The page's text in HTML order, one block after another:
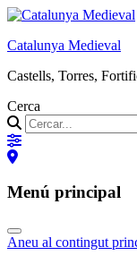
Catalunya Medieval
Castells, Torres,
Cerca
Menú principal
Aneu al contingut